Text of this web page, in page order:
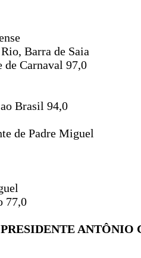
Barra de Saia
de Carnaval 97,0
Brasil 94,0
de Padre Miguel
77,0
PRESIDENTE ANTÔNIO